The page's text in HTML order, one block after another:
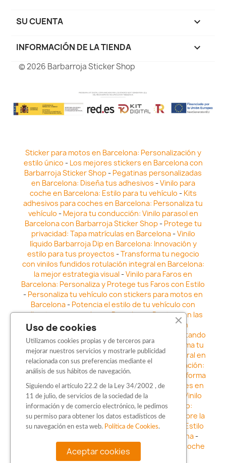
SU CUENTA 
INFORMACIÓN DE LA TIENDA keyboard_arrow_down
© 2026 Barbarroja Sticker Shop
Sticker para motos en Barcelona: Personalización y
estilo único - Los mejores stickers en Barcelona con
Barbarroja Sticker Shop- Pegatinas personalizadas
en Barcelona: Diseña tus adhesivos -Vinilo para
coche en Barcelona: Estilo para tu vehículo - Kits
adhesivos para coches en Barcelona: Personaliza tu
vehículo - Mejora tu conducción: Vinilo parasol en
Barcelona con Barbarroja Sticker Shop- Protege tu
privacidad: Tapa matrículas en Barcelona-Vinilo
líquido Barbarroja Dip en Barcelona: Innovación y
estilo para tus proyectos -Transforma tu negocio
con vinilos fundidos rotulación integral en Barcelona:
la mejor estrategia visual -Vinilo para Faros en
Barcelona: Personaliza y Protege tus Faros con Estilo
- Personaliza tu vehículo con stickers para motos en
Barcelona- Potencia el estilo de tu vehículo con
adhesivos para coche en Barcelona-Destaca en las
calles: Los Mejores stickers para coches en
Vinilo para faros en Barcelona: Resaltando
la Estética y Seguridad del Automóvil- Transforma tu
vehículo con los vinilos fundidos rotulación integral en
Barcelona-Explora la Innovación en Personalización:
Vinilo líquido barbarroja dip en Barcelona
Transforma
tu vehículo con estilo: Kits adhesivos para coches en
Barcelona-Personaliza tu vehículo con estilo: Vinilo
para coche en Barcelona-Destaca con Estilo:
Pegatinas personalizadas en Barcelona -Descubre la
distinción: Los Mejores stickers en Barcelona
Estilo
en movimiento: Sticker para motos en Barcelona-
Personalización sobre ruedas: Adhesivos para coche
en Barcelona
Uso de cookies
Utilizamos cookies propias y de terceros para
mejorar nuestros servicios y mostrarle publicidad
relacionada con sus preferencias mediante el
análisis de sus hábitos de navegación.
Siguiendo el artículo 22.2 de la Ley 34/2002 , de
11 de julio, de servicios de la sociedad de la
información y de comercio electrónico, le pedimos
su permiso para obtener los datos estadísticos de
su navegación en esta web. Política de Cookies.
Aceptar cookies